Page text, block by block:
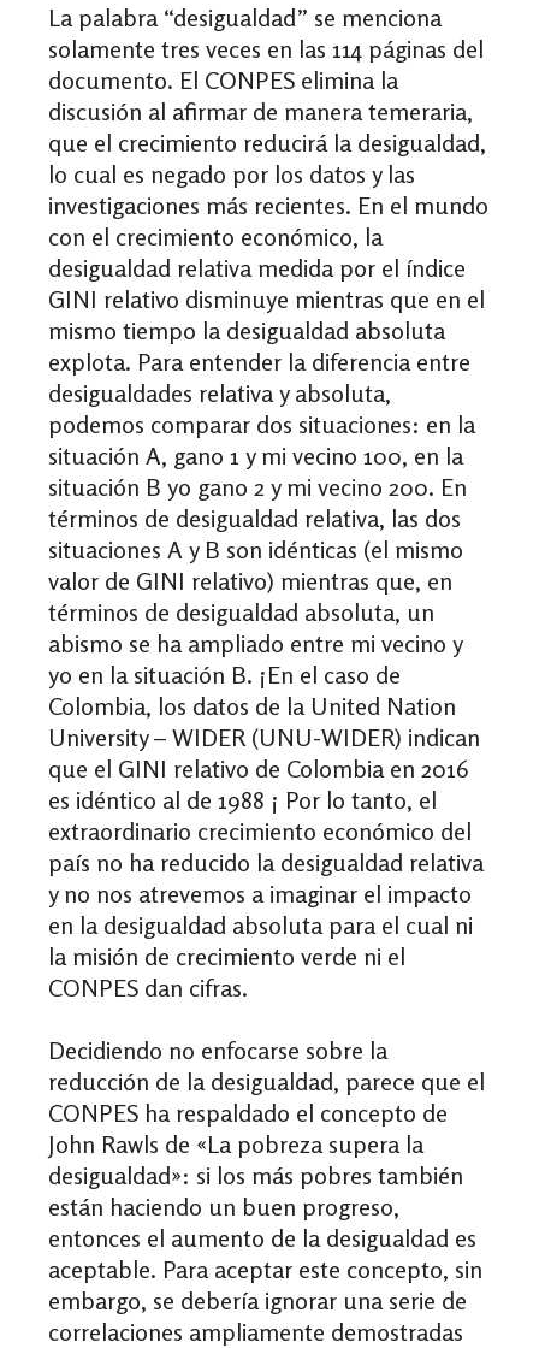
La palabra “desigualdad” se menciona
solamente tres veces en las 114 páginas del
documento. El CONPES elimina la
discusión al afirmar de manera temeraria,
que el crecimiento reducirá la desigualdad,
lo cual es negado por los datos y las
investigaciones más recientes. En el mundo
con el crecimiento económico, la
desigualdad relativa medida por el índice
GINI relativo disminuye mientras que en el
mismo tiempo la desigualdad absoluta
explota. Para entender la diferencia entre
desigualdades relativa y absoluta,
podemos comparar dos situaciones: en la
situación A, gano 1 y mi vecino 100, en la
situación B yo gano 2 y mi vecino 200. En
términos de desigualdad relativa, las dos
situaciones A y B son idénticas (el mismo
valor de GINI relativo) mientras que, en
términos de desigualdad absoluta, un
abismo se ha ampliado entre mi vecino y
yo en la situación B. ¡En el caso de
Colombia, los datos de la United Nation
University – WIDER (UNU-WIDER) indican
que el GINI relativo de Colombia en 2016
es idéntico al de 1988 ¡ Por lo tanto, el
extraordinario crecimiento económico del
país no ha reducido la desigualdad relativa
y no nos atrevemos a imaginar el impacto
en la desigualdad absoluta para el cual ni
la misión de crecimiento verde ni el
CONPES dan cifras.
Decidiendo no enfocarse sobre la
reducción de la desigualdad, parece que el
CONPES ha respaldado el concepto de
John Rawls de «La pobreza supera la
desigualdad»: si los más pobres también
están haciendo un buen progreso,
entonces el aumento de la desigualdad es
aceptable. Para aceptar este concepto, sin
embargo, se debería ignorar una serie de
correlaciones ampliamente demostradas